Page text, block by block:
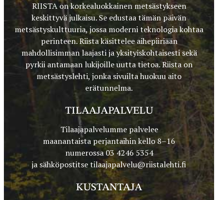
RIISTA on korkealuokkainen metsästykseen
keskittyvä julkaisu. Se edustaa tämän päivän
metsästyskulttuuria, jossa moderni teknologia kohtaa
perinteen. Riista käsittelee aihepiiriään
mahdollisimman laajasti ja yksityiskohtaisesti sekä
pyrkii antamaan lukijoille uutta tietoa. Riista on
metsästyslehti, jonka sivuilta huokuu aito
erätunnelma.
TILAAJAPALVELU
Tilaajapalvelumme palvelee
maanantaista perjantaihin kello 8–16
numerossa 03 4246 5354
ja sähköpostitsetilaajapalvelu@riistalehti.fi
KUSTANTAJA